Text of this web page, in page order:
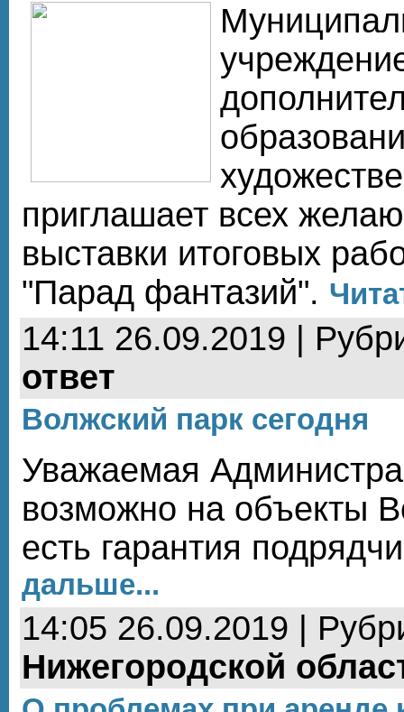
приглашает всех
выставки итоговых
"Парад фантазий".
14:11 26.09.2019 |
ответ
Волжский парк сегодня
Уважаемая
возможно на объекты
есть гарантия
дальше...
14:05 26.09.2019 |
Нижегородской